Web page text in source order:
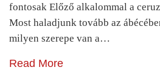
fontosak Előző alkalommal a
Most haladjunk tovább az
milyen szerepe van a…
Read More